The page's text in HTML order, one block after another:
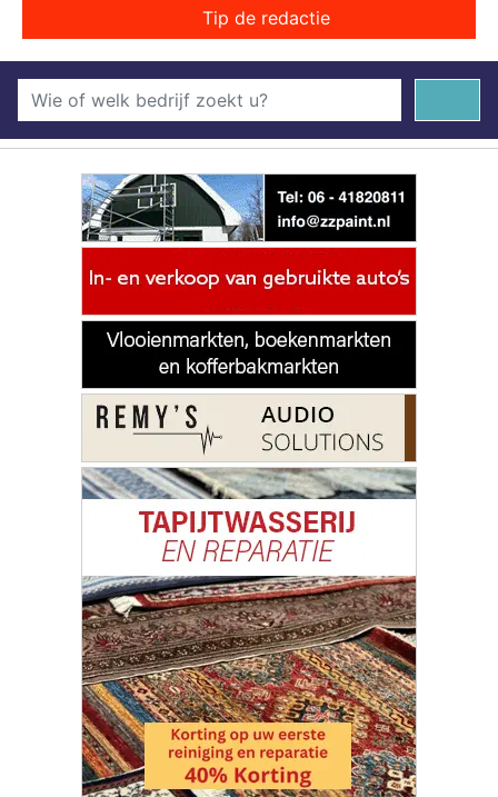
Tip de redactie